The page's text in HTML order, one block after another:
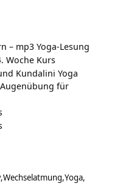
– mp3 Yoga-Lesung
Woche Kurs
Kundalini Yoga
Augenübung für
Wechselatmung Yoga